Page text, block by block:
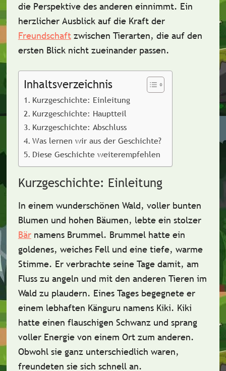
die Perspektive des anderen einnimmt. Ein
herzlicher Ausblick auf die Kraft der
Freundschaftzwischen Tierarten, die auf den
ersten Blick nicht zueinander passen.
Inhaltsverzeichnis
Kurzgeschichte: Einleitung
Kurzgeschichte: Hauptteil
Kurzgeschichte: Abschluss
Was lernen wir aus der Geschichte?
Diese Geschichte weiterempfehlen
Kurzgeschichte: Einleitung
In einem wunderschönen Wald, voller bunten
Blumen und hohen Bäumen, lebte ein stolzer
Bärnamens Brummel. Brummel hatte ein
goldenes, weiches Fell und eine tiefe, warme
Stimme. Er verbrachte seine Tage damit, am
Fluss zu angeln und mit den anderen Tieren im
Wald zu plaudern. Eines Tages begegnete er
einem lebhaften Känguru namens Kiki. Kiki
hatte einen flauschigen Schwanz und sprang
voller Energie von einem Ort zum anderen.
Obwohl sie ganz unterschiedlich waren,
freundeten sie sich schnell an.